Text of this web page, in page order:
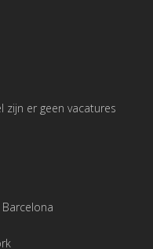
zijn er geen vacatures